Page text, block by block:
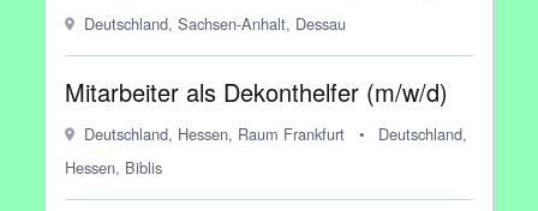
Deutschland, Sachsen-Anhalt, Dessau
Mitarbeiter als Dekonthelfer (m/w/d)
Deutschland, Hessen, Raum Frankfurt •
Deutschland,
Hessen, Biblis